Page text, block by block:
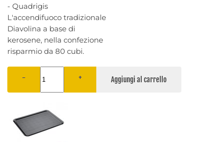
- Quadrigis
L'accendifuoco tradizionale
Diavolina a base di
kerosene, nella confezione
risparmio da 80 cubi.
− +